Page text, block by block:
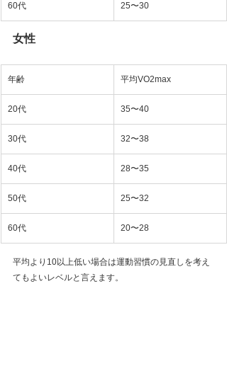
60代 25〜30
女性
年齢 平均VO2max
20代 35〜40
30代 32〜38
40代 28〜35
50代 25〜32
60代 20〜28
平均より10以上低い場合は運動習慣の見直しを考え
てもよいレベルと言えます。